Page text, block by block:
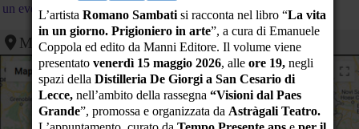
17
18
19
20
costituzione del
Coordinamento
Nazionale NO NATO
(CNNN) salentino.
Piazzetta San Francesco -
Galatina (LE)
Romano Sambati presenta la sua
autobiografia “La vita in un giorno.
Prigioniero in arte”
Via Vittorio Emanuele III 86 - San Cesario di Lecce (LE)
un evento
Mappa
L’artistaRomano Sambatisi racconta nel libro “La vita
in un giorno. Prigioniero in arte”, a cura di Emanuele
Coppola ed edito da Manni Editore. Il volume viene
presentatovenerdì 15 maggio 2026, alleore 19, negli
spazi dellaDistilleria De Giorgi a San Cesario di
Lecce,nell’ambito della rassegna“Visioni dal Paes
Grande”, promossa e organizzata da Astràgali Teatro.